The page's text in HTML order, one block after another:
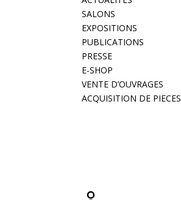
SALONS
EXPOSITIONS
PUBLICATIONS
PRESSE
E-SHOP
VENTE D’OUVRAGES
ACQUISITION DE PIECES